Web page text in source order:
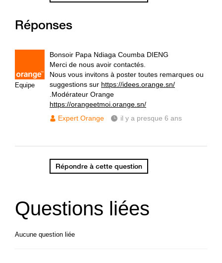
Réponses
Equipe
Bonsoir Papa Ndiaga Coumba DIENG
Merci de nous avoir contactés.
Nous vous invitons à poster toutes remarques ou
suggestions sur https://idees.orange.sn/
.Modérateur Orange
https://orangeetmoi.orange.sn/
Expert Orange
il y a presque 6 ans
Répondre à cette question
Questions liées
Aucune question liée